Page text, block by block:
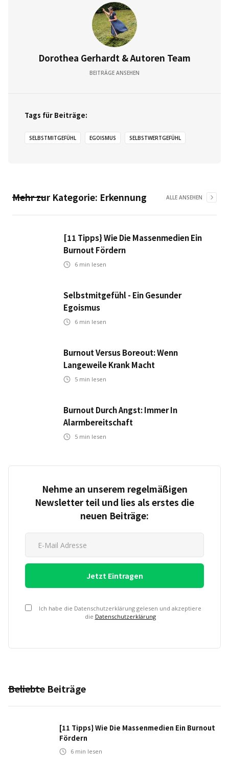
Dorothea Gerhardt & Autoren Team
BEITRÄGE ANSEHEN
Tags für Beiträge:
SELBSTMITGEFÜHL EGOISMUS SELBSTWERTGEFÜHL
Mehr zur Kategorie: Erkennung ALLE ANSEHEN
[11 Tipps} Wie Die Massenmedien Ein
Burnout Fördern
6 min lesen
Selbstmitgefühl - Ein Gesunder
Egoismus
6 min lesen
Burnout Versus Boreout: Wenn
Langeweile Krank Macht
5 min lesen
Burnout Durch Angst: Immer In
Alarmbereitschaft
5 min lesen
Nehme an unserem regelmäßigen
Newsletter teil und lies als erstes die
neuen Beiträge:
Ich habe die Datenschutzerklärung gelesen und akzeptiere
die Datenschutzerklärung
Beliebte Beiträge
[11 Tipps} Wie Die Massenmedien Ein Burnout
Fördern
6 min lesen